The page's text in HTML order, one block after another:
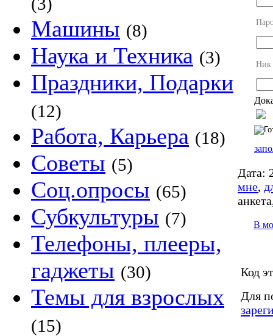
Машины (8)
Наука и Техника (3)
Праздники, Подарки
(12)
Работа, Карьера (18)
Советы (5)
Соц.опросы (65)
Субкультуры (7)
Телефоны, плееры,
гаджеты (30)
Темы для взрослых
(15)
Ник
Дата:
мне,
В
Код
Для